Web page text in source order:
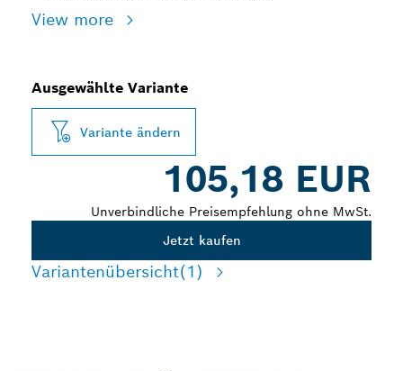
View more
Ausgewählte Variante
Variante ändern
105,18 EUR
Unverbindliche Preisempfehlung ohne MwSt.
Jetzt kaufen
Variantenübersicht(1)